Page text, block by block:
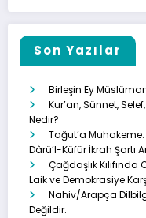
Son Yazılar
Birleşin Ey
Kur’an, Sünnet,
Nedir?
Tağut’a
Dârü’l-Küfür İkrah Şartı
Çağdaşlık
Laik ve Demokrasiye
Nahiv/Arapça
Değildir.